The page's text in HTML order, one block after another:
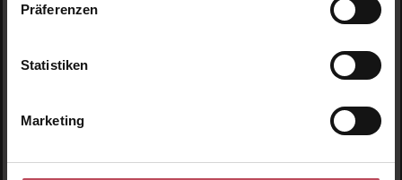
Präferenzen
Statistiken
Marketing
Ähnliche Produkte